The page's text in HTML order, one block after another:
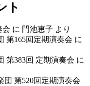
ト
会 に 門池恵子 より
第165回定期演奏会 に
第383回 定期演奏会 に
団 第520回定期演奏会